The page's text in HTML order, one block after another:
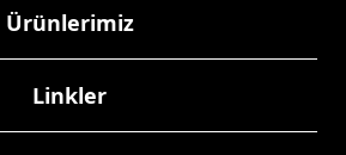
Ürünlerimiz
Linkler